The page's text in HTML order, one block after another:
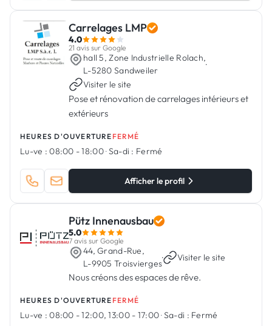
Carrelages LMP
4.0
21 avis sur Google
hall 5, Zone Industrielle Rolach,
L-5280 Sandweiler
·
Visiter le site
Pose et rénovation de carrelages intérieurs et
extérieurs
HEURES D'OUVERTURE FERMÉ
Lu-ve : 08:00 - 18:00·Sa-di : Fermé
Afficher le profil
Pütz Innenausbau
5.0
7 avis sur Google
44, Grand-Rue,
L-9905 Troisvierges
· Visiter le site
Nous créons des espaces de rêve.
HEURES D'OUVERTURE FERMÉ
Lu-ve : 08:00 - 12:00, 13:00 - 17:00·Sa-di : Fermé